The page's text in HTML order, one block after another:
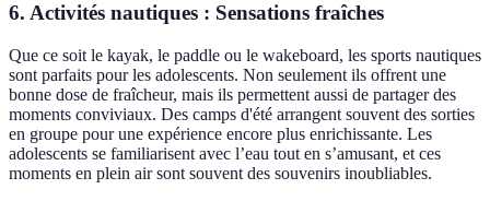
6. Activités nautiques : Sensations fraîches
Que ce soit le kayak, le paddle ou le wakeboard, les sports nautiques
sont parfaits pour les adolescents. Non seulement ils offrent une
bonne dose de fraîcheur, mais ils permettent aussi de partager des
moments conviviaux. Des camps d'été arrangent souvent des sorties
en groupe pour une expérience encore plus enrichissante. Les
adolescents se familiarisent avec l’eau tout en s’amusant, et ces
moments en plein air sont souvent des souvenirs inoubliables.